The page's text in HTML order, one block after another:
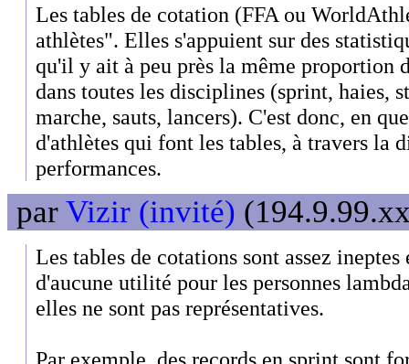
Les tables de cotation (FFA ou
athlètes". Elles s'appuient sur des
qu'il y ait à peu près la même proportion
dans toutes les disciplines (sprint, haies,
marche, sauts, lancers). C'est donc, en
d'athlètes qui font les tables, à travers la
performances.
par Vizir (invité)
Les tables de cotations sont assez
d'aucune utilité pour les personnes
elles ne sont pas représentatives.
Par exemple, des records en sprint sont